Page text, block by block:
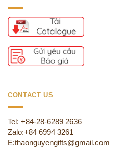
CONTACT US
Tel: +84-28-6289 2636
Zalo:+84 6994 3261
E:thaonguyengifts@gmail.com